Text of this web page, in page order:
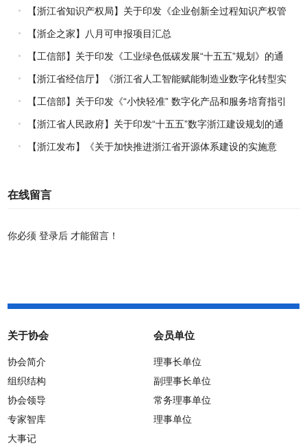
权风险统一基础性保障保险实施方案》的通知
【浙江省知识产权局】关于印发《企业创新全过程知识产权管
理指引》的通知
【浙企之家】八月可申报项目汇总
【工信部】关于印发《工业绿色低碳发展“十五五”规划》的通
知
【浙江省经信厅】《浙江省人工智能赋能制造业数字化转型实
施方案（2026-2030年）》印发
【工信部】关于印发《“小快轻准” 数字化产品和服务培育指引
（2026年版）》的通知
【浙江省人民政府】关于印发“十五五”数字浙江建设规划的通
知
【浙江发布】《关于加快推进浙江省开源体系建设的实施意
在线留言
你必须登录后 才能留言！
关于协会
协会简介
组织结构
协会领导
专家智库
大事记
会员单位
理事长单位
副理事长单位
常务理事单位
理事单位